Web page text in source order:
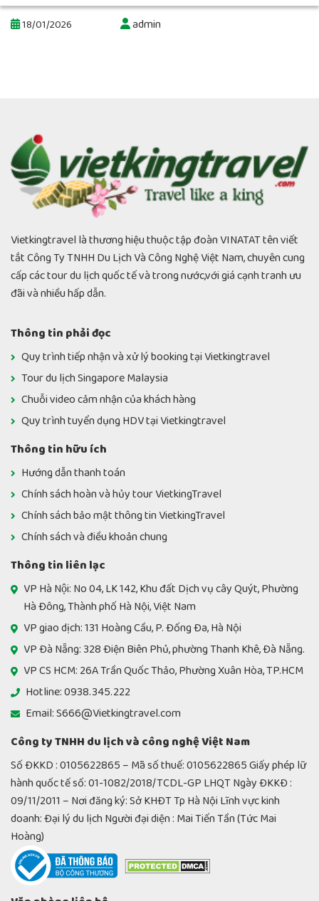
18/01/2026 admin
Vietkingtravel là thương hiệu thuộc tập đoàn VINATAT tên viết
tắt Công Ty TNHH Du Lịch Và Công Nghệ Việt Nam, chuyên cung
cấp các tour du lịch quốc tế và trong nước,với giá cạnh tranh ưu
đãi và nhiều hấp dẫn.
Thông tin phải đọc
Quy trình tiếp nhận và xử lý booking tại Vietkingtravel
Tour du lịch Singapore Malaysia
Chuỗi video cảm nhận của khách hàng
Quy trình tuyển dụng HDV tại Vietkingtravel
Thông tin hữu ích
Hướng dẫn thanh toán
Chính sách hoàn và hủy tour VietkingTravel
Chính sách bảo mật thông tin VietkingTravel
Chính sách và điều khoản chung
Thông tin liên lạc
VP Hà Nội: No 04, LK 142, Khu đất Dịch vụ cây Quýt, Phường
Hà Đông, Thành phố Hà Nội, Việt Nam
VP giao dịch: 131 Hoàng Cầu, P. Đống Đa, Hà Nội
VP Đà Nẵng: 328 Điện Biên Phủ, phường Thanh Khê, Đà Nẵng.
VP CS HCM: 26A Trần Quốc Thảo, Phường Xuân Hòa, TP.HCM
Hotline: 0938.345.222
Email: S666@Vietkingtravel.com
Công ty TNHH du lịch và công nghệ Việt Nam
Số ĐKKD : 0105622865 – Mã số thuế: 0105622865 Giấy phép lữ
hành quốc tế số: 01-1082/2018/TCDL-GP LHQT Ngày ĐKKĐ :
09/11/2011 – Nơi đăng ký: Sở KHĐT Tp Hà Nội Lĩnh vực kinh
doanh: Đại lý du lịch Người đại diện : Mai Tiến Tần (Tức Mai
Hoàng)